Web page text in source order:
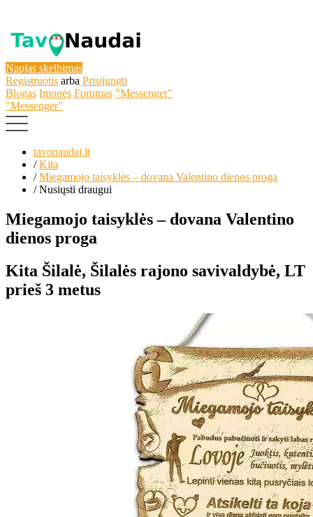
Naujas skelbimas
Registruotis arba Prisijungti
Blogas Įmonės Forumas "Messenger"
"Messenger"
tavonaudai.lt
/Kita
/Miegamojo taisyklės – dovana Valentino dienos proga
/Nusiųsti draugui
Miegamojo taisyklės – dovana Valentino
dienos proga
Kita Šilalė, Šilalės rajono savivaldybė, LT
prieš 3 metus